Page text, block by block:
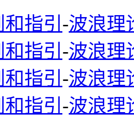
指引 -波浪理
指引 -波浪理
指引 -波浪理
指引 -波浪理